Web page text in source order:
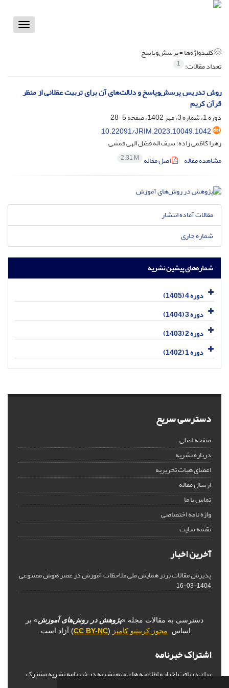
Toggle
کلیدواژه‌ها =پرسش‌وپاسخ
تعداد مقالات: 1
روش تدریس پرسش‌وپاسخ و دلالت‌های آن برای تربیت عقلانی از منظر
قرآن کریم
دوره 1، شماره 3، مهر 1402، صفحه
5-28
10.22091/JRIM.2023.10049.1042
زهرا کاظمی زاده؛ سیف اله فضل الهی قمشی
مشاهده مقاله
اصل مقاله 2.31 M
مقالات آماده انتشار
شماره جاری
شماره‌های پیشین نشریه
دوره 4 (1405)
دوره 3 (1404)
دوره 2 (1403)
دوره 1 (1402)
دسترسی سریع
صفحه اصلی
درباره نشریه
اعضای هیات تحریریه
ارسال مقاله
تماس با ما
واژه نامه اختصاصی
نقشه سایت
آخرین اخبار
پذیرش مقالات برتر همایش ملی ملاحظات آموزش در عصر هوش مصنوعی
1404-03-16
دسترسی به مقالات مجله «پژوهش در روش‌های آموزش» بر
اساس مجوز کرییتیو کامنز (
CC BY-NC) آزاد است.
اشتراک خبرنامه
برای دریافت اخبار و اطلاعیه های مهم نشریه در خبرنامه نشریه مشترک